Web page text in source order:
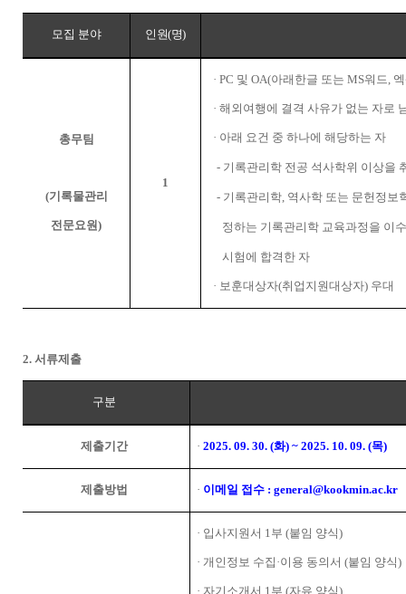
모집 분야 인원(명)
총무팀
(기록물관리
전문요원)
1
·PC 및OA(아래한글 또는MS워드,
·해외여행에 결격 사유가 없는 자로
· 아래 요건 중 하나에 해당하는 자
- 기록관리학 전공 석사학위 이상을
- 기록관리학, 역사학 또는 문헌정보
정하는 기록관리학 교육과정을 이
시험에 합격한 자
· 보훈대상자(취업지원대상자) 우대
2. 서류제출
구분
제출기간 · 2025. 09. 30. (화) ~ 2025. 10. 09. (목)
제출방법 · 이메일 접수 : general@kookmin.ac.kr
· 입사지원서 1부 (붙임 양식)
· 개인정보 수집 ·이용 동의서 (붙임 양식)
· 자기소개서 1부 (자유 양식)